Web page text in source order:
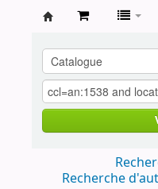
contestataires
Recherche